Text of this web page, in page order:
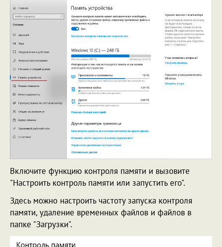
Включите функцию контроля памяти и вызовите
"Настроить контроль памяти или запустить его".
Здесь можно настроить частоту запуска контроля
памяти, удаление временных файлов и файлов в
папке "Загрузки".